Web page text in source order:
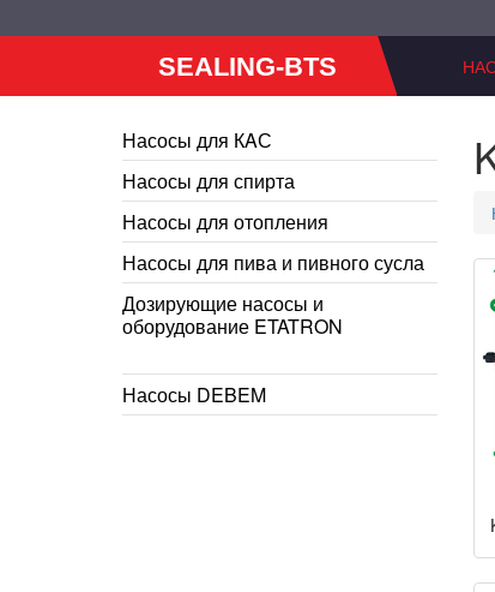
SEALING-BTS
Насосы для КAС
Насосы для спирта
Насосы для отопления
Насосы для пива и пивного сусла
Дозирующие насосы и
оборудование ETATRON
Насосы DEBEM